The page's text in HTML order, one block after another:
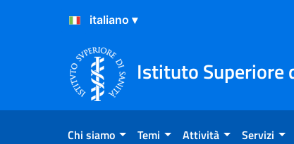
Salta al Contenuto
Salta al Footer
Istituto Superiore
Chi siamo Temi Attività Servizi